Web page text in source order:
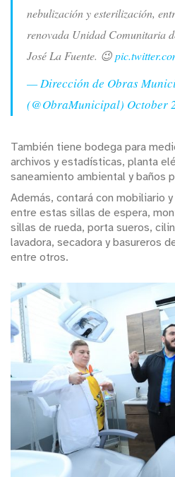
nebulización y esterilización,
renovada Unidad Comunitaria
José La Fuente. 😉
— Dirección de Obras
(@ObraMunicipal) October
También tiene bodega para
archivos y estadísticas, planta
saneamiento ambiental y baños
Además, contará con mobiliario
entre estas sillas de espera,
sillas de rueda, porta sueros,
lavadora, secadora y basureros
entre otros.